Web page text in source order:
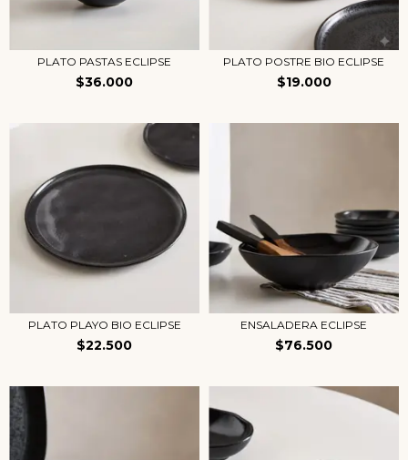
PLATO PASTAS ECLIPSE
$36.000
PLATO POSTRE BIO ECLIPSE
$19.000
PLATO PLAYO BIO ECLIPSE
$22.500
ENSALADERA ECLIPSE
$76.500